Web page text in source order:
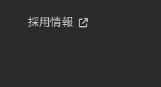
採用情報